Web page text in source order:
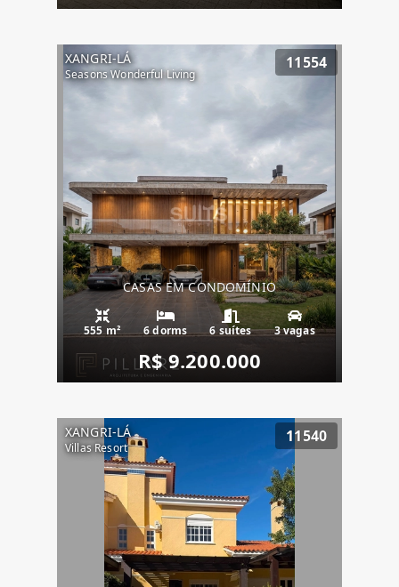
XANGRI-LÁ
Seasons Wonderful Living
11554
CASAS EM CONDOMÍNIO
555 m² 6 dorms 6 suítes 3 vagas
R$ 9.200.000
XANGRI-LÁ
Villas Resort
11540